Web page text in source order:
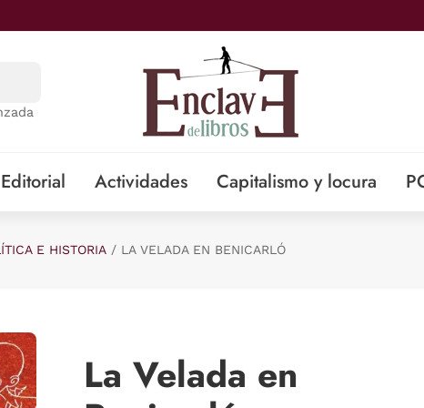
Editorial Actividades Capitalismo y locura
E HISTORIA LA VELADA EN BENICARLÓ
La Velada en